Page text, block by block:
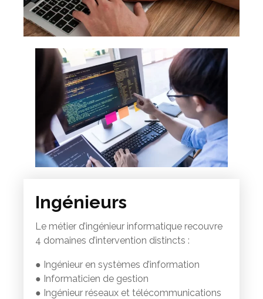
Ingénieurs
Le métier d’ingénieur informatique recouvre
4 domaines d’intervention distincts :
● Ingénieur en systèmes d’information
● Informaticien de gestion
● Ingénieur réseaux et télécommunications